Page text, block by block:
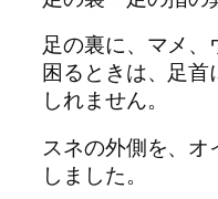
足の裏に、マメ、
困るときは、足首
しれません。
スネの外側を、
しました。